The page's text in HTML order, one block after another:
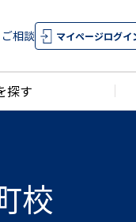
相談 マイページログイ
探す
校